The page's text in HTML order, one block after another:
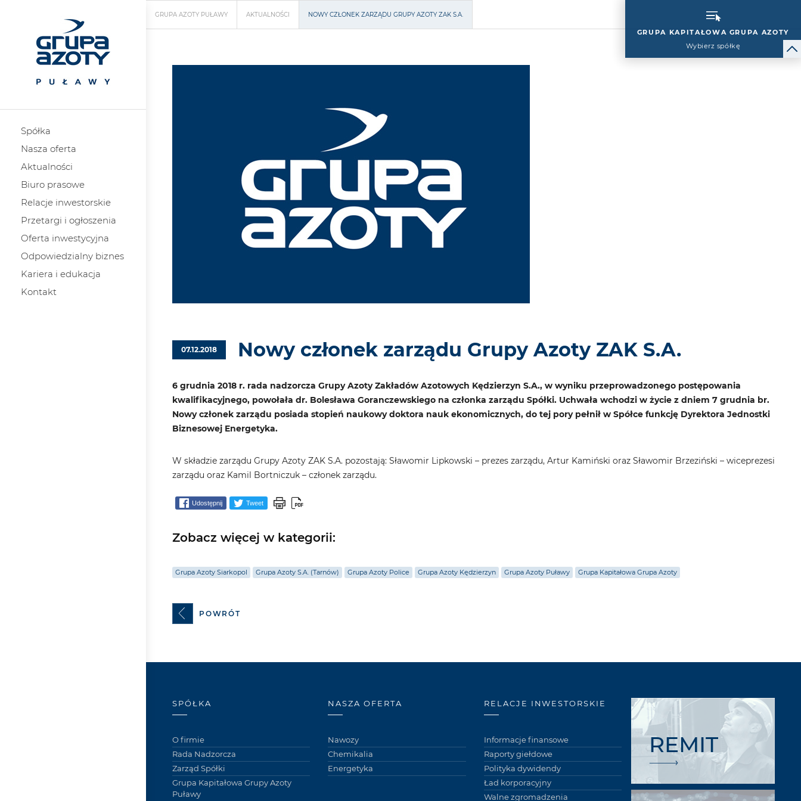
Spółka
Nasza oferta
Aktualności
Biuro prasowe
Relacje inwestorskie
Przetargi i ogłoszenia
Oferta inwestycyjna
Odpowiedzialny biznes
Kariera i edukacja
Kontakt
GRUPA KAPITAŁOWA GRUPA AZOTY
Wybierz spółkę
GRUPA AZOTY PUŁAWY AKTUALNOŚCI NOWY CZŁONEK ZARZĄDU GRUPY AZOTY ZAK S.A.
07.12.2018 Nowy członek zarządu Grupy Azoty ZAK S.A.
6 grudnia 2018 r. rada nadzorcza Grupy Azoty Zakładów Azotowych Kędzierzyn S.A., w wyniku przeprowadzonego postępowania
kwalifikacyjnego, powołała dr. Bolesława Goranczewskiego na członka zarządu Spółki. Uchwała wchodzi w życie z dniem 7 grudnia br.
Nowy członek zarządu posiada stopień naukowy doktora nauk ekonomicznych, do tej pory pełnił w Spółce funkcję Dyrektora Jednostki
Biznesowej Energetyka.
W składzie zarządu Grupy Azoty ZAK S.A. pozostają: Sławomir Lipkowski – prezes zarządu, Artur Kamiński oraz Sławomir Brzeziński – wiceprezesi
zarządu oraz Kamil Bortniczuk – członek zarządu.
Udostępnij Tweet
Zobacz więcej w kategorii:
Grupa Azoty Siarkopol Grupa Azoty S.A. (Tarnów) Grupa Azoty Police Grupa Azoty Kędzierzyn Grupa Azoty Puławy Grupa Kapitałowa Grupa Azoty
POWRÓT
SPÓŁKA
O firmie
Rada Nadzorcza
Zarząd Spółki
Grupa Kapitałowa Grupy Azoty
Puławy
NASZA OFERTA
Nawozy
Chemikalia
Energetyka
RELACJE INWESTORSKIE
Informacje finansowe
Raporty giełdowe
Polityka dywidendy
Ład korporacyjny
Walne zgromadzenia
REMIT